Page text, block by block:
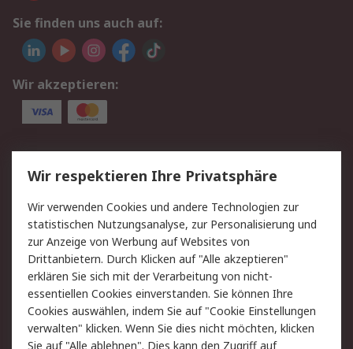
Sie finden uns auch auf:
Wir akzeptieren:
Service
Value Added Services
Lieferlösungen
Rücksendungen
Kontakt
Hilfe
Privatkunden
Rechtliches
AGB
Datenschutz
Cookie-Richtlinie
Zahlungsbedingungen
Copyright/Impressum
Entsorgung
Wir respektieren Ihre Privatsphäre
Wir verwenden Cookies und andere Technologien zur
statistischen Nutzungsanalyse, zur Personalisierung und
zur Anzeige von Werbung auf Websites von
Drittanbietern. Durch Klicken auf "Alle akzeptieren"
erklären Sie sich mit der Verarbeitung von nicht-
essentiellen Cookies einverstanden. Sie können Ihre
Cookies auswählen, indem Sie auf "Cookie Einstellungen
verwalten" klicken. Wenn Sie dies nicht möchten, klicken
Sie auf "Alle ablehnen". Dies kann den Zugriff auf